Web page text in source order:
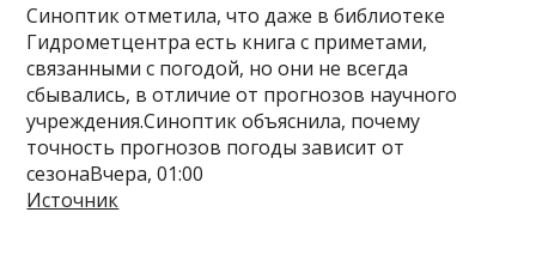
Синоптик отметила, что даже в библиотеке
Гидрометцентра есть книга с приметами,
связанными с погодой, но они не всегда
сбывались, в отличие от прогнозов научного
учреждения.Синоптик объяснила, почему
точность прогнозов погоды зависит от
сезонаВчера, 01:00
Источник